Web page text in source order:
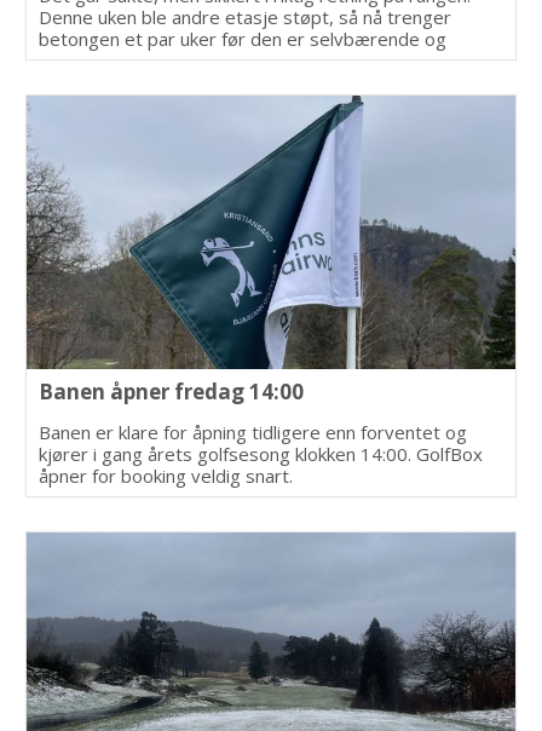
Denne uken ble andre etasje støpt, så nå trenger
betongen et par uker før den er selvbærende og
støtter kan flyttes slik at vi kan begynne på kledeningen
Banen åpner fredag 14:00
Banen er klare for åpning tidligere enn forventet og
kjører i gang årets golfsesong klokken 14:00. GolfBox
åpner for booking veldig snart.